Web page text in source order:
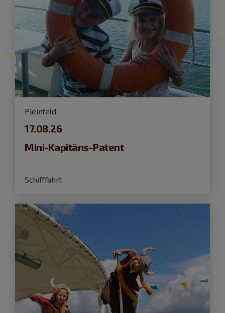
Pleinfeld
17.08.26
Mini-Kapitäns-Patent
Schifffahrt